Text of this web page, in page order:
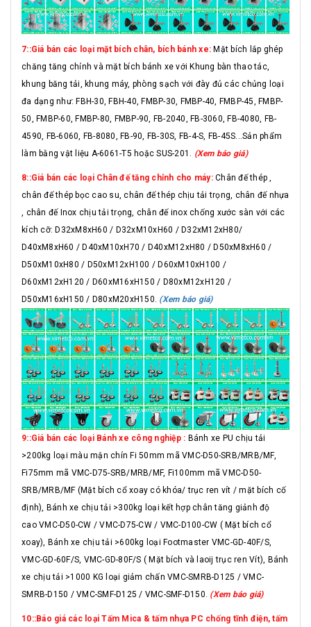
7::Giá bán các loại mặt bích chân, bích bánh xe:Mặt bích lắp ghép
chăng tăng chỉnh và mặt bích bánh xe với Khung bàn thao tác,
khung băng tải, khung máy, phòng sạch với đày đủ các chủng loại
đa dạng như: FBH-30, FBH-40, FMBP-30, FMBP-40, FMBP-45, FMBP-
50, FMBP-60, FMBP-80, FMBP-90, FB-2040, FB-3060, FB-4080, FB-
4590, FB-6060, FB-8080, FB-90, FB-30S, FB-4-S, FB-45S...Sản phẩm
làm bằng vật liệu A-6061-T5 hoặc SUS-201. (Xem báo giá)
8::Giá bán các loại Chân đế tăng chỉnh cho máy:Chân đế thép ,
chân đế thép bọc cao su, chân đế thép chịu tải trọng, chân đế nhựa
, chân đế Inox chịu tải trọng, chân đế inox chống xước sàn với các
kích cỡ: D32xM8xH60 / D32xM10xH60 / D32xM12xH80/
D40xM8xH60 / D40xM10xH70 / D40xM12xH80 / D50xM8xH60 /
D50xM10xH80 / D50xM12xH100 / D60xM10xH100 /
D60xM12xH120 / D60xM16xH150 / D80xM12xH120 /
D50xM16xH150 / D80xM20xH150. (Xem báo giá)
9::Giá bán các loại Bánh xe công nghiệp : Bánh xe PU chịu tải
>200kg loại màu mận chín Fi 50mm mã VMC-D50-SRB/MRB/MF,
Fi75mm mã VMC-D75-SRB/MRB/MF, Fi100mm mã VMC-D50-
SRB/MRB/MF (Mặt bích cổ xoay có khóa/ trục ren vít / mặt bích cố
định), Bánh xe chịu tải >300kg loại kết hợp chân tăng giảnh độ
cao VMC-D50-CW / VMC-D75-CW / VMC-D100-CW ( Mặt bích cổ
xoay), Bánh xe chịu tải >600kg loại Footmaster VMC-GD-40F/S,
VMC-GD-60F/S, VMC-GD-80F/S ( Mặt bích và laoij trục ren Vít), Bánh
xe chịu tải >1000 KG loại giảm chấn VMC-SMRB-D125 / VMC-
SMRB-D150 / VMC-SMF-D125 / VMC-SMF-D150. (Xem báo giá)
10::Báo giá các loại Tấm Mica & tấm nhựa PC chống tĩnh điện, tấm